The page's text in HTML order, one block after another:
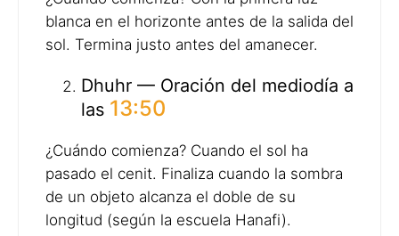
blanca en el horizonte antes de la salida del
sol. Termina justo antes del amanecer.
Dhuhr — Oración del mediodía a
las 13:50
¿Cuándo comienza? Cuando el sol ha
pasado el cenit. Finaliza cuando la sombra
de un objeto alcanza el doble de su
longitud (según la escuela Hanafi).